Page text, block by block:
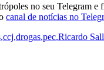
no seu Telegram e
canal de notícias no
,ccj,drogas,pec,Ricardo